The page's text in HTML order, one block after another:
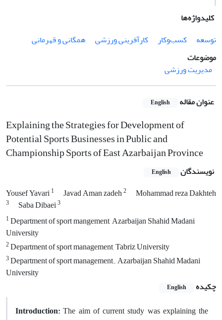
کلیدواژه‌ها
توسعه
کسب‌وکار کارآفرینی ورزشی
همگانی و قهرمانی
موضوعات
مدیریت ورزشی
عنوان مقاله English
Explaining the Strategies for Development of
Potential Sports Businesses in Public and
Championship Sports of East Azarbaijan Province
نویسندگان English
Yousef Yavari1 Javad Aman zadeh2 Mohammad reza Dakhteh
3 Saba Dibaei3
1Department of sport mangement, Azarbaijan Shahid Madani
University
2Department of sport management, Tabriz University
3Department of sport management., Azarbaijan Shahid Madani
University
چکیده
English
Introduction: The aim of current study was explaining the